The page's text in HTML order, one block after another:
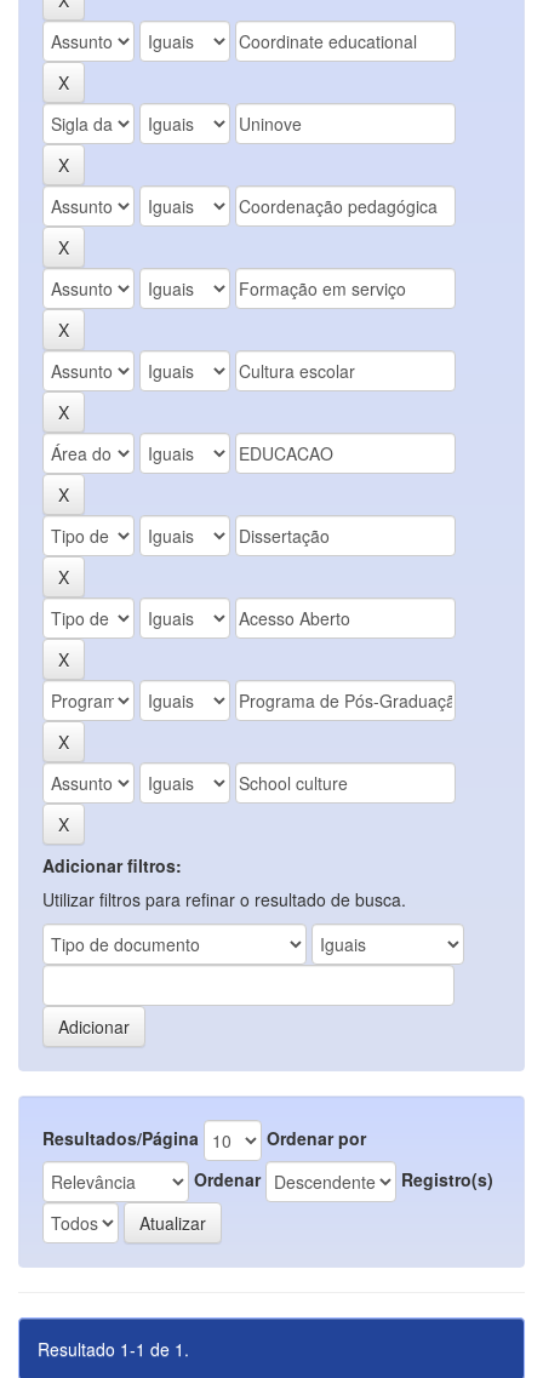
Adicionar filtros:
Utilizar filtros para refinar o resultado de busca.
Resultados/Página
Ordenar por
Ordenar
Registro(s)
Resultado 1-1 de 1.